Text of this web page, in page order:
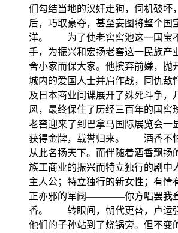
们勾结当地的汉奸走狗，伺机破坏
后，巧取豪夺，甚至妄图将整个国
洋。 为了使老窖窖池这一国宝
手，为振兴和宏扬老窖这一民族产
舍小家而保大家。他摈弃前嫌，抛
城内的爱国人士并肩作战，同仇敌
及日本商业间谍展开了殊死斗争，
风，最终保住了历经三百年的国窖
老窖迎来了到巴拿马国际展览会一
获得金牌，载誉归来。 酒香不
从此名扬天下。而伴随着酒香飘扬
族工商业的振兴而特立独行的剧中
主人公；特立独行的新女性；有情
正亦邪的军阀――――你方唱罢我
香。 转眼间，朝代更替，卢运强
他们的子孙站到了烧锅旁。但不变